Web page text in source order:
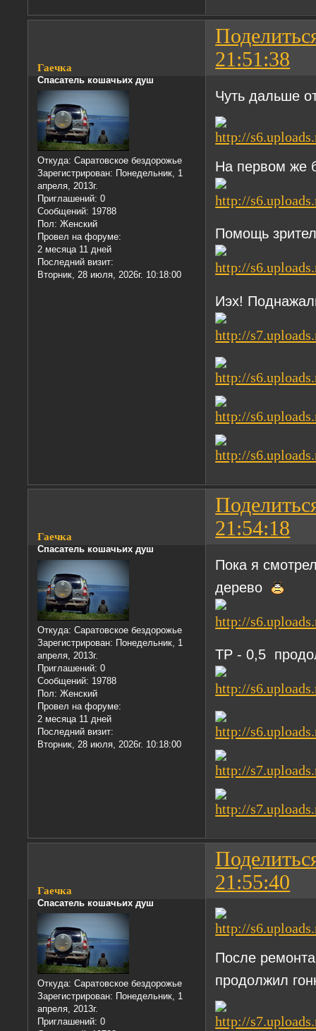
21:51:38
Гаечка
Спасатель кошачьих душ
Откуда: Саратовское бездорожье
Зарегистрирован: Понедельник, 1
апреля, 2013г.
Приглашений: 0
Сообщений: 19788
Пол: Женский
Провел на форуме:
2 месяца 11 дней
Последний визит:
Вторник, 28 июля, 2026г. 10:18:00
Чуть дальше
На первом же
Помощь
Иэх!
21:54:18
Гаечка
Спасатель кошачьих душ
Откуда: Саратовское бездорожье
Зарегистрирован: Понедельник, 1
апреля, 2013г.
Приглашений: 0
Сообщений: 19788
Пол: Женский
Провел на форуме:
2 месяца 11 дней
Последний визит:
Вторник, 28 июля, 2026г. 10:18:00
Пока я
дерево
ТР - 0,5
21:55:40
Гаечка
Спасатель кошачьих душ
Откуда: Саратовское бездорожье
Зарегистрирован: Понедельник, 1
апреля, 2013г.
Приглашений: 0
После
продолжил